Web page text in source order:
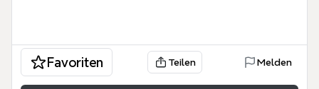
Favoriten Teilen Melden